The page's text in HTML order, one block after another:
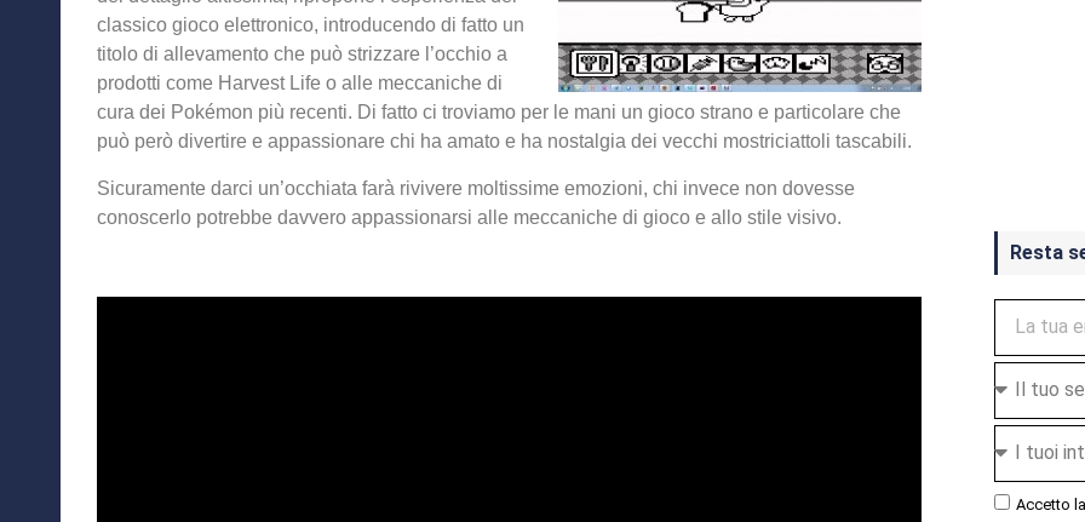
classico gioco elettronico, introducendo di fatto un
titolo di allevamento che può strizzare l’occhio a
prodotti come Harvest Life o alle meccaniche di
cura dei Pokémon più recenti. Di fatto ci troviamo per le mani un gioco strano e particolare che
può però divertire e appassionare chi ha amato e ha nostalgia dei vecchi mostriciattoli tascabili.
Sicuramente darci un’occhiata farà rivivere moltissime emozioni, chi invece non dovesse
conoscerlo potrebbe davvero appassionarsi alle meccaniche di gioco e allo stile visivo.
Resta
Accetto la